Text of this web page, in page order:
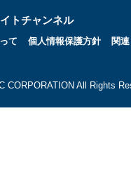
トチャンネル
て 個人情報保護方針 関
CORPORATION All Rights